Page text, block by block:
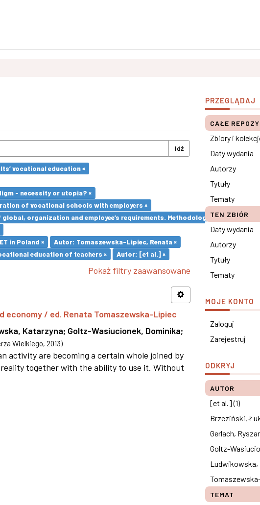
Idź
vocational education ×
- necessity or utopia? ×
of vocational schools with employers ×
organization and employee’s requirements. Methodological remarks ×
in Poland ×
Autor: Tomaszewska-Lipiec, Renata ×
education of teachers ×
Autor: [et al.] ×
Pokaż filtry zaawansowane
/ ed. Renata Tomaszewska-Lipiec
Katarzyna; Goltz-Wasiucionek, Dominika;
Wielkiego, 2013)
activity are becoming a certain whole joined by
together with the ability to use it. Without
PRZEGLĄDAJ
CAŁE
Zbiory i
Daty wydania
Autorzy
Tytuły
Tematy
TEN ZBIÓR
Daty wydania
Autorzy
Tytuły
Tematy
MOJE KONTO
Zaloguj
Zarejestruj
ODKRYJ
AUTOR
[et al.] (1)
Brzeziński,
Gerlach,
Goltz-
Ludwikowska,
TEMAT